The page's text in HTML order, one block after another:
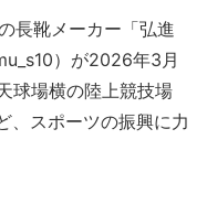
長靴メーカー「弘進
）が2026年3月
球場横の陸上競技場
、スポーツの振興に力